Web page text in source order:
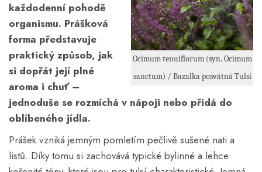
Ocimum tenuiflorum (syn. Ocimum
sanctum) / Bazalka posvátná Tulsí
každodenní pohodě
organismu. Prášková
forma představuje
praktický způsob, jak
si dopřát její plné
aroma i chuť –
jednoduše se rozmíchá v nápoji nebo přidá do
oblíbeného jídla.
Prášek vzniká jemným pomletím pečlivě sušené nati a
listů. Díky tomu si zachovává typické bylinné a lehce